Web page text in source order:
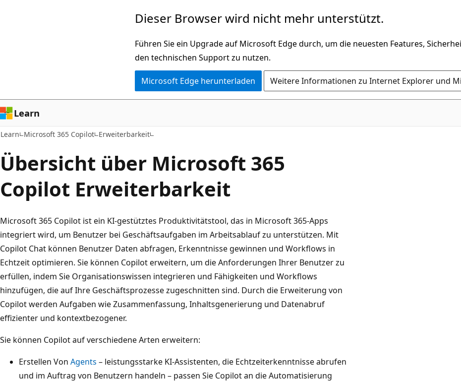
Dieser Browser wird nicht mehr unterstützt.
Führen Sie ein Upgrade auf Microsoft Edge durch, um die neuesten Features,
den technischen Support zu nutzen.
Microsoft Edge herunterladen Weitere Informationen zu Internet Explorer und
Learn
Learn Microsoft 365 Copilot Erweiterbarkeit
Übersicht über Microsoft 365
Copilot Erweiterbarkeit
Microsoft 365 Copilot ist ein KI-gestütztes Produktivitätstool, das in Microsoft 365-Apps
integriert wird, um Benutzer bei Geschäftsaufgaben im Arbeitsablauf zu unterstützen. Mit
Copilot Chat können Benutzer Daten abfragen, Erkenntnisse gewinnen und Workflows in
Echtzeit optimieren. Sie können Copilot erweitern, um die Anforderungen Ihrer Benutzer zu
erfüllen, indem Sie Organisationswissen integrieren und Fähigkeiten und Workflows
hinzufügen, die auf Ihre Geschäftsprozesse zugeschnitten sind. Durch die Erweiterung von
Copilot werden Aufgaben wie Zusammenfassung, Inhaltsgenerierung und Datenabruf
effizienter und kontextbezogener.
Sie können Copilot auf verschiedene Arten erweitern:
Erstellen Von Agents – leistungsstarke KI-Assistenten, die Echtzeiterkenntnisse abrufen
und im Auftrag von Benutzern handeln – passen Sie Copilot an die Automatisierung